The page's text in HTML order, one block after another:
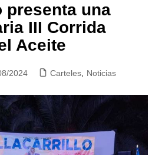
una
III Corrida
Aceite
2024 Carteles, Noticias